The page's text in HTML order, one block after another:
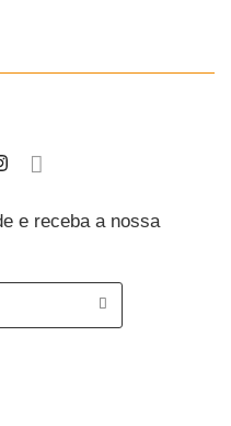
e receba a nossa